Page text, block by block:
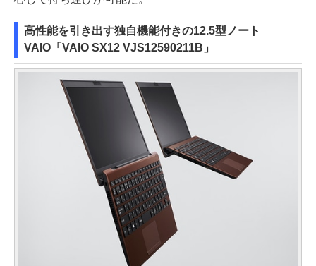
高性能を引き出す独自機能付きの12.5型ノート
VAIO「VAIO SX12 VJS12590211B」